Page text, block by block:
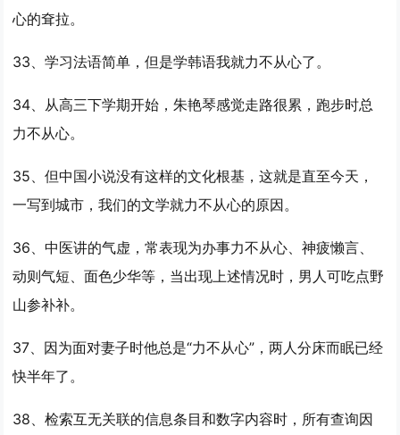
心的耷拉。
33、学习法语简单，但是学韩语我就力不从心了。
34、从高三下学期开始，朱艳琴感觉走路很累，跑步时总
力不从心。
35、但中国小说没有这样的文化根基，这就是直至今天，
一写到城市，我们的文学就力不从心的原因。
36、中医讲的气虚，常表现为办事力不从心、神疲懒言、
动则气短、面色少华等，当出现上述情况时，男人可吃点野
山参补补。
37、因为面对妻子时他总是“力不从心”，两人分床而眠已经
快半年了。
38、检索互无关联的信息条目和数字内容时，所有查询因